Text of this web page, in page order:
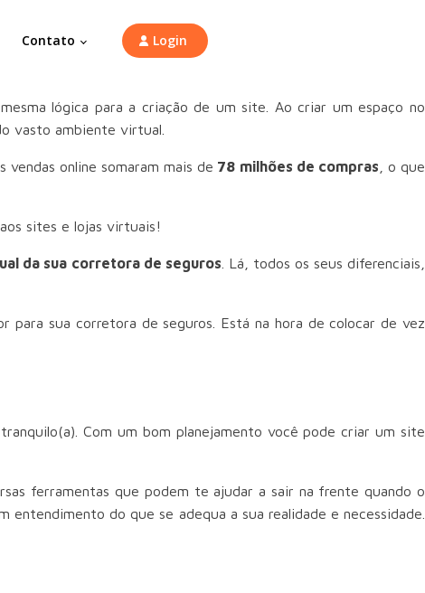
Contato Login
lógica para a criação de um site. Ao criar um espaço no
vasto ambiente virtual.
online somaram mais de 78 milhões de compras , o que
sites e lojas virtuais!
da sua corretora de seguros . Lá, todos os seus diferenciais,
sua corretora de seguros. Está na hora de colocar de vez
Com um bom planejamento você pode criar um site
ferramentas que podem te ajudar a sair na frente quando o
do que se adequa a sua realidade e necessidade.